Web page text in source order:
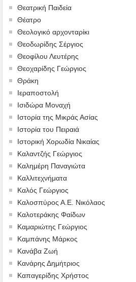
Θεατρική Παιδεία
Θέατρο
Θεολογικό αρχονταρίκι
Θεοδωρίδης Σέργιος
Θεοφίλου Λευτέρης
Θεοχαρίδης Γεώργιος
Θράκη
Ιεραποστολή
Ισιδώρα Μοναχή
Ιστορία της Μικράς Ασίας
Ιστορία του Πειραιά
Ιστορική Χορωδία Νικαίας
Καλαντζής Γεώργιος
Καλημέρη Παναγιώτα
Καλλιτεχνήματα
Καλός Γεώργιος
Καλοσπύρος Α.Ε. Νικόλαος
Καλοτεράκης Φαίδων
Καμαριώτης Γεώργιος
Καμπάνης Μάρκος
Κανάβα Ζωή
Κανάρης Δημήτριος
Καπαγερίδης Χρήστος